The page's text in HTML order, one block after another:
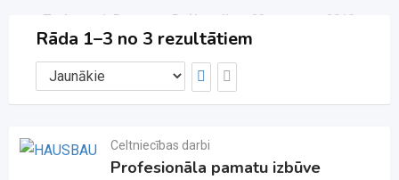
Tērbatas 1, Rīga
Reģistrējies -23. augusts, 2019.
Elektronika
Rated
out
of 5
2
ratings
(2)
Rāda 1–3 no 3 rezultātiem
Celtniecības darbi
Profesionāla pamatu izbūve